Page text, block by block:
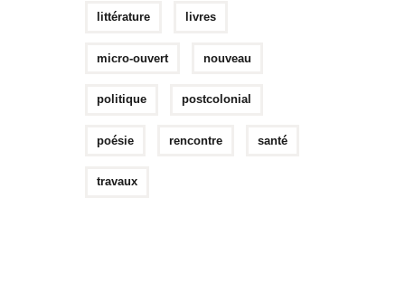
littérature livres
micro-ouvert nouveau
politique postcolonial
poésie rencontre santé
travaux